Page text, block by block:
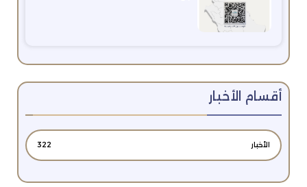
أقسام الأخبار
الأخبار 322